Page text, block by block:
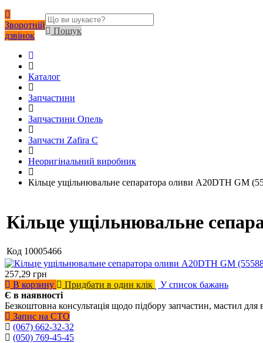
Зворотній
дзвінок
Пошук
Каталог
Запчастини
Запчастини Опель
Запчасти Zafira C
Неоригінальний виробник
Кільце ущільнювальне сепаратора оливи A20DTH GM
Кільце ущільнювальне
Код 10005466
257,29 грн
В корзину
Придбати в один клік
У список бажань
Є в наявності
Безкоштовна консультація щодо підбору запчастин, мастил
Запис на СТО
(067) 662-32-32
(050) 769-45-45